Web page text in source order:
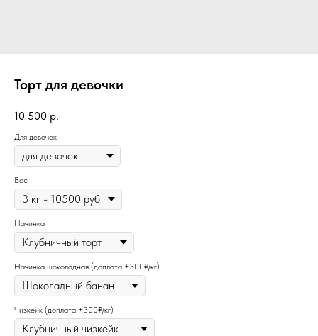
Торт для девочки
10 500 р.
Для девочек
Вес
Начинка
Начинка шоколадная (доплата +300₽/кг)
Чизкейк (доплата +300₽/кг)